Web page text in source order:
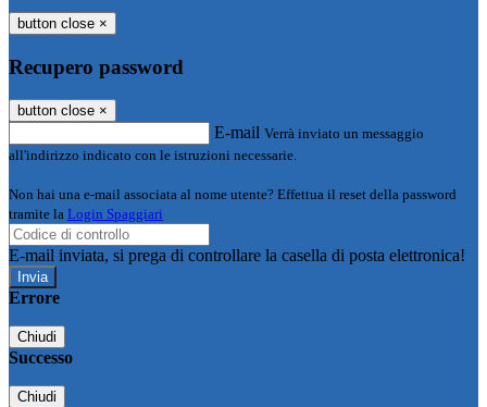
button close ×
Recupero password
button close ×
E-mail Verrà inviato un messaggio
all'indirizzo indicato con le istruzioni necessarie.
Non hai una e-mail associata al nome utente? Effettua il reset della password
tramite la Login Spaggiari
E-mail inviata, si prega di controllare la casella di posta elettronica!
Errore
Chiudi
Successo
Chiudi